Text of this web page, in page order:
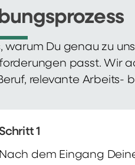
warum Du genau zu
passt. Wir
relevante Arbeits-
1
Nach dem Eingang